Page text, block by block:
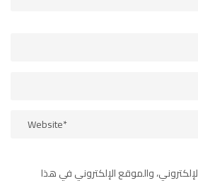
والموقع الإلكتروني في هذا